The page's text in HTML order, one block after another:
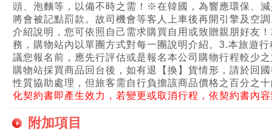
頭、泡麵等，以備不時之需！ ※在韓國，為響應環保、
將會被記點罰款。故司機會等客人上車後再開引擎及空
介紹說明，您可依照自己需求購買自用或致贈親朋好友！
務，購物站內以單團方式對每一團說明介紹。 3.本旅遊行
議您報名前，應先行評估或是報名本公司購物行程較少
購物站採買商品回台後，如有退【換】貨情形，請於回
性質協助處理，但旅客需自行負擔該商品價格之百分之
化契約書即產生效力，若變更或取消行程，依契約書內
附加項目